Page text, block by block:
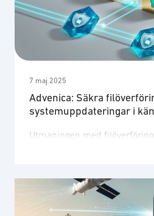
organisationer med stora krav
anpassning och effektivitet.
tagits fram i Sverige har
7 maj 2025
Advenica: Säkra
systemuppdateringar i
Utmaningen med
Skillnader i
nätverkszoner gör dock
överföringsmetoder